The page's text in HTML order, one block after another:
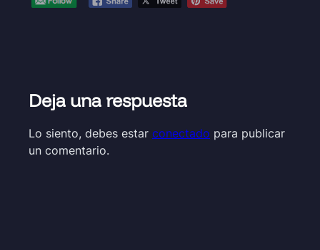
Deja una respuesta
Lo siento, debes estar conectado para publicar
un comentario.